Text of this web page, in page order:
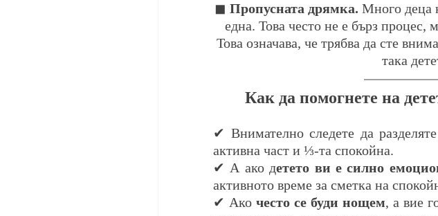
◼ Пропусната дрямка. Много деца
една. Това често не е бърз процес,
Това означава, че трябва да сте
така
Как да помогнете на
✔ Внимателно следете да разделяте
активна част и ⅓-та спокойна.
✔ А ако детето ви е силно
активното време за сметка на
✔ Ако често се буди нощем, а вие